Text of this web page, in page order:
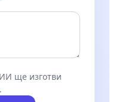
ще изготви